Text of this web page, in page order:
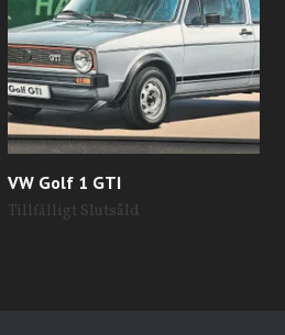
VW Golf 1 GTI
Tillfälligt Slutsåld